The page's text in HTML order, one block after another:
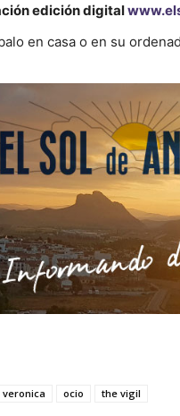
edición digital
en casa o en su
veronica ocio the vigil